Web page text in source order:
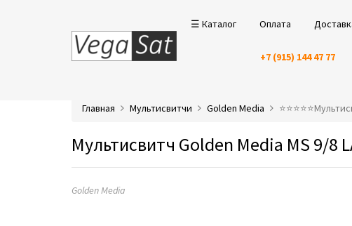
☰ Каталог Оплата
+7 (915) 144 47 77
Главная Мультисвитчи Golden Media
Мультисвитч Golden Media MS 9/8
Golden Media